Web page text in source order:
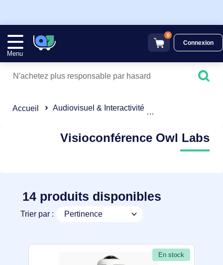
Menu
0
Connexion
Accueil Audiovisuel & Interactivité
Visioconférence Owl Labs
14 produits disponibles
Trier par :
En stock